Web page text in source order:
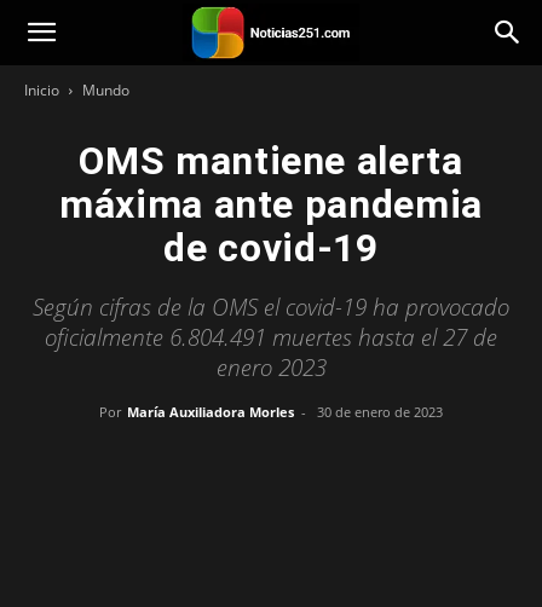
Noticias251
Inicio Mundo
OMS mantiene alerta
máxima ante pandemia
de covid-19
Según cifras de la OMS el covid-19 ha provocado
oficialmente 6.804.491 muertes hasta el 27 de
enero 2023
Por María Auxiliadora Morles - 30 de enero de 2023